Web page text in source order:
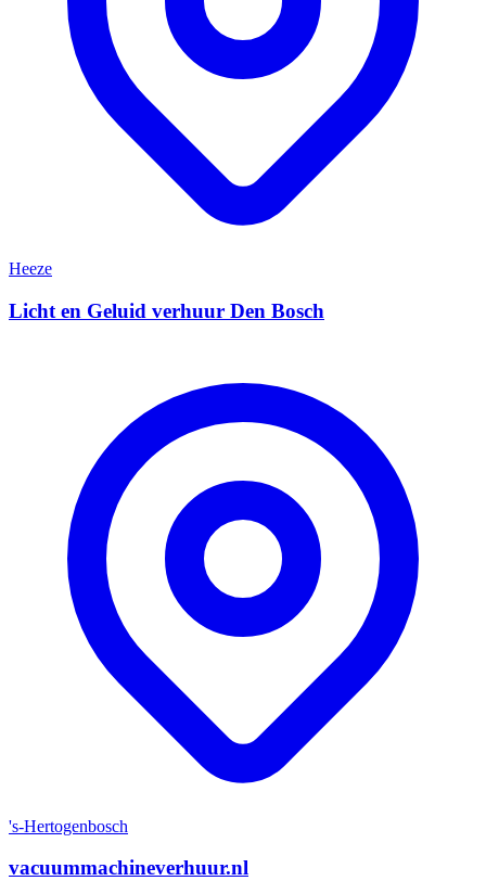
Heeze
Licht en Geluid verhuur Den Bosch
's-Hertogenbosch
vacuummachineverhuur.nl